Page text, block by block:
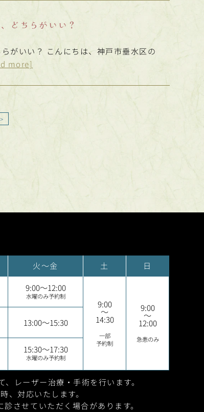
どちらがいい？
がいい？ こんにちは、神戸市垂水区の
more]
>
火～金 土 日
9:00～12:00
水曜のみ予約制
9:00
～
14:30
一部
予約制
9:00
～
12:00
急患のみ
13:00～15:30
15:30～17:30
水曜のみ予約制
レーザー治療・手術を行います。
、対応いたします。
診させて いただく場合があります。